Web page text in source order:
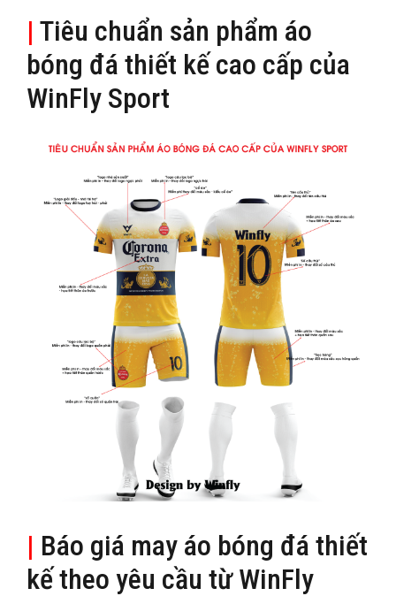
| Tiêu chuẩn sản phẩm áo
bóng đá thiết kế cao cấp của
WinFly Sport
| Báo giá may áo bóng đá thiết
kế theo yêu cầu từ WinFly